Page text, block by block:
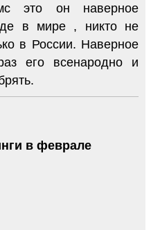
это он наверное
в мире , никто не
в России. Наверное
его всенародно и
в феврале